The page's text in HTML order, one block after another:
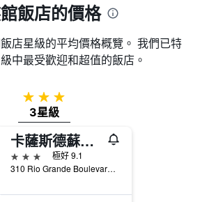
飯店的價格
店星級的平均價格概覽。 我們已特
中最受歡迎和超值的飯店。
3星級
3星級
卡薩斯德蘇諾斯古城鄉村旅館 - 阿爾布奎克
3星級
極好 9.1
310 Rio Grande Boulevard Southwest, 阿布奎基, NM, 美國